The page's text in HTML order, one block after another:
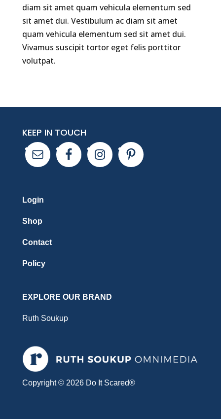
diam sit amet quam vehicula elementum sed
sit amet dui. Vestibulum ac diam sit amet
quam vehicula elementum sed sit amet dui.
Vivamus suscipit tortor eget felis porttitor
volutpat.
KEEP IN TOUCH
Login
Shop
Contact
Policy
EXPLORE OUR BRAND
Ruth Soukup
Copyright © 2026 Do It Scared®